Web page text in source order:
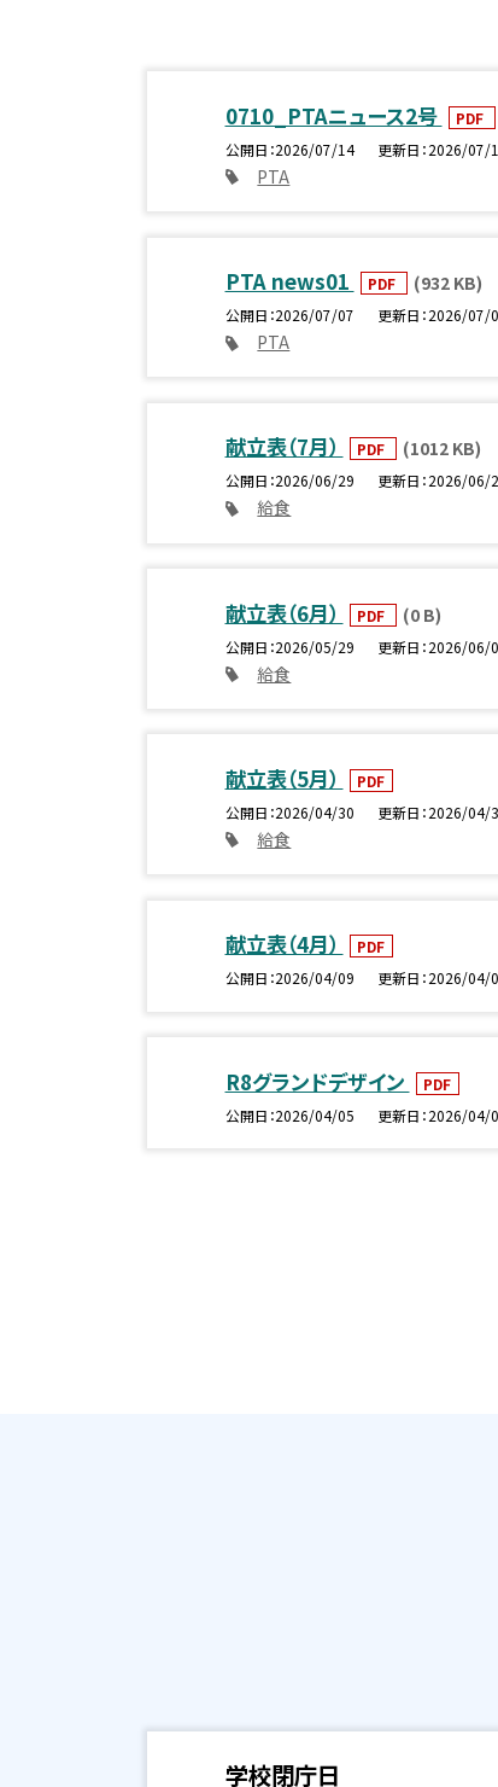
0710_PTAニュース2号 PDF
公開日 2026/07/14 更新日 2026/07/
PTA
PTA news01 PDF (932 KB)
公開日 2026/07/07 更新日 2026/07/
PTA
献立表（7月） PDF (1012 KB)
公開日 2026/06/29 更新日 2026/06/
給食
献立表（6月） PDF (0 B)
公開日 2026/05/29 更新日 2026/06/
給食
献立表（5月）
PDF
公開日 2026/04/30 更新日 2026/04/
給食
献立表（4月）
PDF
公開日 2026/04/09 更新日 2026/04/
R8グランドデザイン
PDF
公開日 2026/04/05 更新日 2026/04/
学校閉庁日